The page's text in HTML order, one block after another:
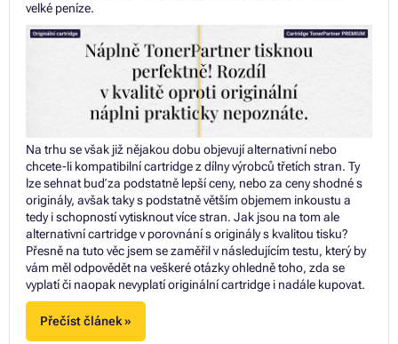
velké peníze.
Na trhu se však již nějakou dobu objevují alternativní nebo
chcete-li kompatibilní cartridge z dílny výrobců třetích stran. Ty
lze sehnat buď za podstatně lepší ceny, nebo za ceny shodné s
originály, avšak taky s podstatně větším objemem inkoustu a
tedy i schopností vytisknout více stran. Jak jsou na tom ale
alternativní cartridge v porovnání s originály s kvalitou tisku?
Přesně na tuto věc jsem se zaměřil v následujícím testu, který by
vám měl odpovědět na veškeré otázky ohledně toho, zda se
vyplatí či naopak nevyplatí originální cartridge i nadále kupovat.
Přečíst článek »